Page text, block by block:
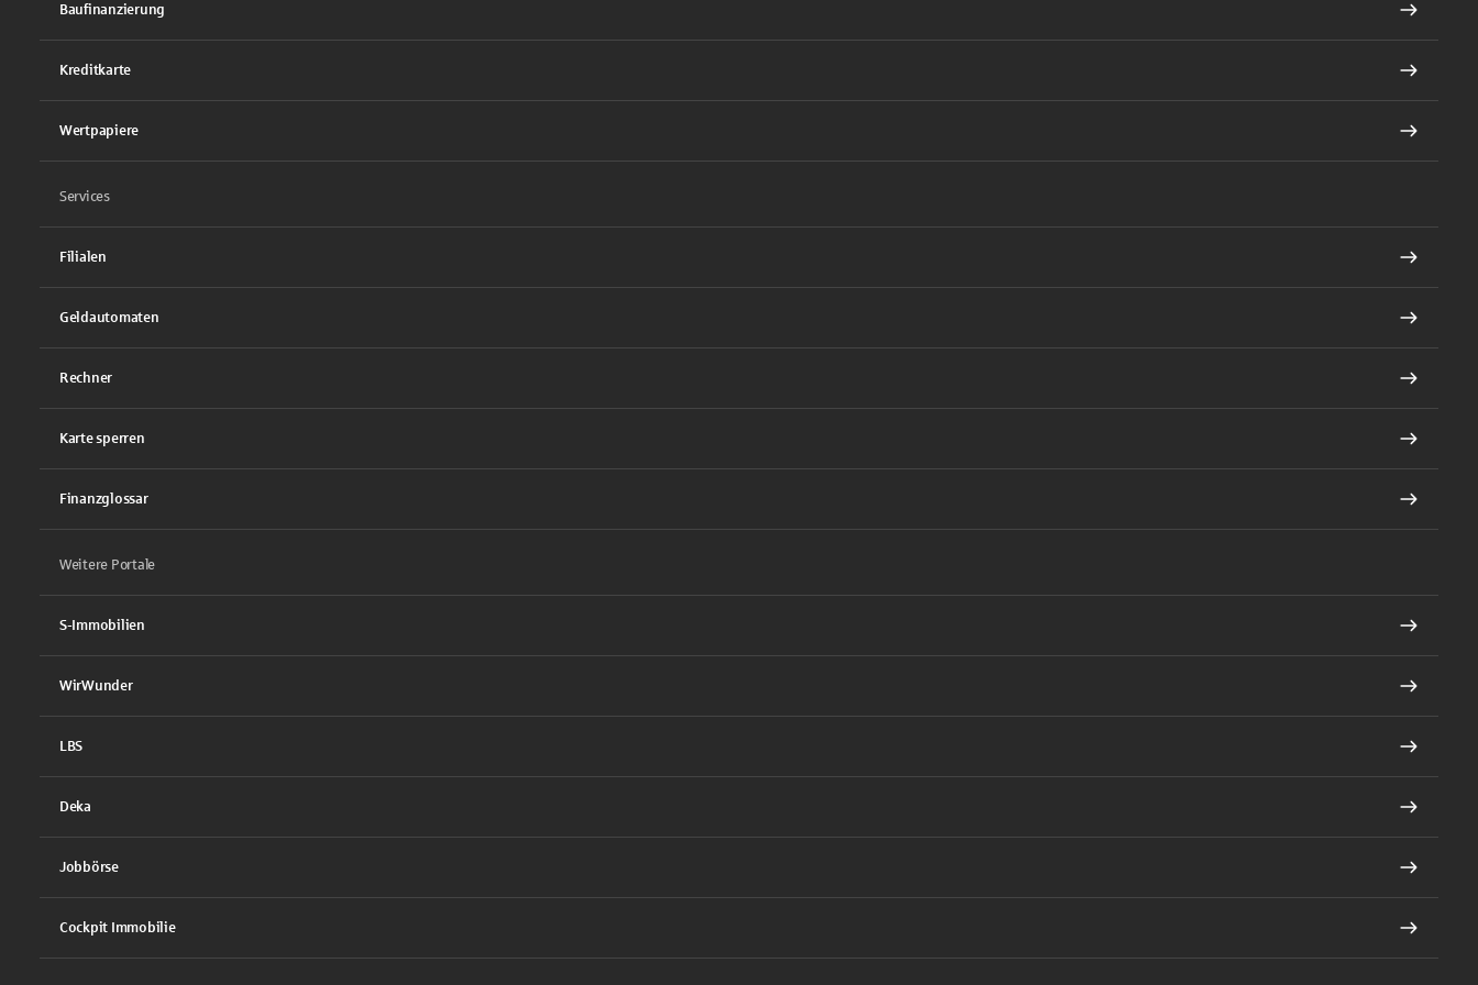
Baufinanzierung
Kreditkarte
Wertpapiere
Services
Filialen
Geldautomaten
Rechner
Karte sperren
Finanzglossar
Weitere Portale
S-Immobilien
WirWunder
LBS
Deka
Jobbörse
Cockpit Immobilie